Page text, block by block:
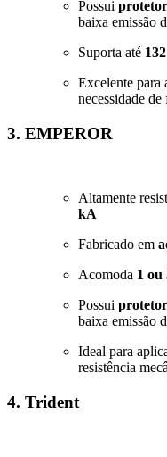
Possui
baixa emissão
Suporta até
Excelente para
necessidade
3. EMPEROR
Altamente
kA
Fabricado em
Acomoda 1 ou
Possui
baixa emissão
Ideal para
resistência
4. Trident